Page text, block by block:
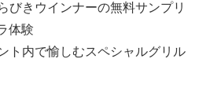
びきウインナーの無料サンプリ
体験
むスペシャルグリル